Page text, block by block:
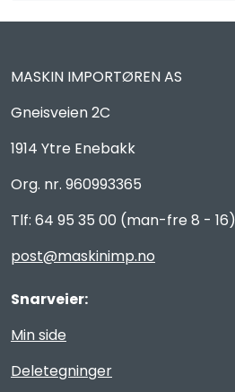
MASKIN IMPORTØREN AS
Gneisveien 2C
1914 Ytre Enebakk
Org. nr. 960993365
Tlf: 64 95 35 00 (man-fre 8 - 16)
post@maskinimp.no
Snarveier:
Min side
Deletegninger